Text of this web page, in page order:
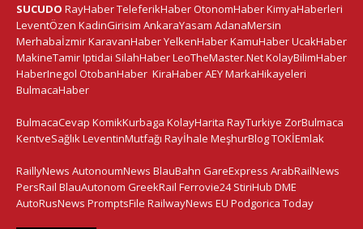
SUCUDO RayHaberTeleferikHaberOtonomHaberKimyaHaberleri
LeventÖzen KadinGirisim AnkaraYasam AdanaMersin
MerhabaİzmirKaravanHaberYelkenHaberKamuHaberUcakHaber
MakineTamirIptidai SilahHaberLeoTheMaster.NetKolayBilimHaber
HaberInegol OtobanHaber KiraHaberAEYMarkaHikayeleri
BulmacaHaber
BulmacaCevap KomikKurbaga KolayHarita RayTurkiye ZorBulmaca
KentveSağlıkLeventinMutfağı Rayİhale MeşhurBlogTOKİEmlak
RaillyNews AutonoumNews BlauBahn GareExpress ArabRailNews
PersRail BlauAutonom GreekRail Ferrovie24 StiriHub DME
AutoRusNews PromptsFile RailwayNews EU Podgorica Today